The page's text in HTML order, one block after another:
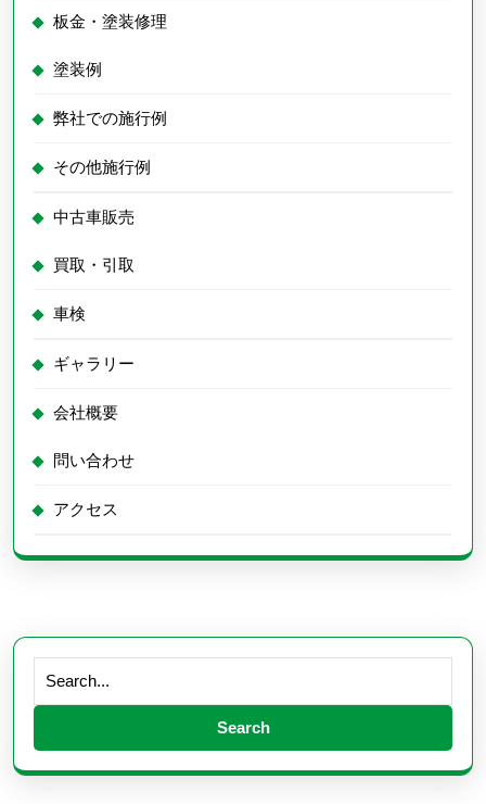
板金・塗装修理
塗装例
弊社での施行例
その他施行例
中古車販売
買取・引取
車検
ギャラリー
会社概要
問い合わせ
アクセス
for: